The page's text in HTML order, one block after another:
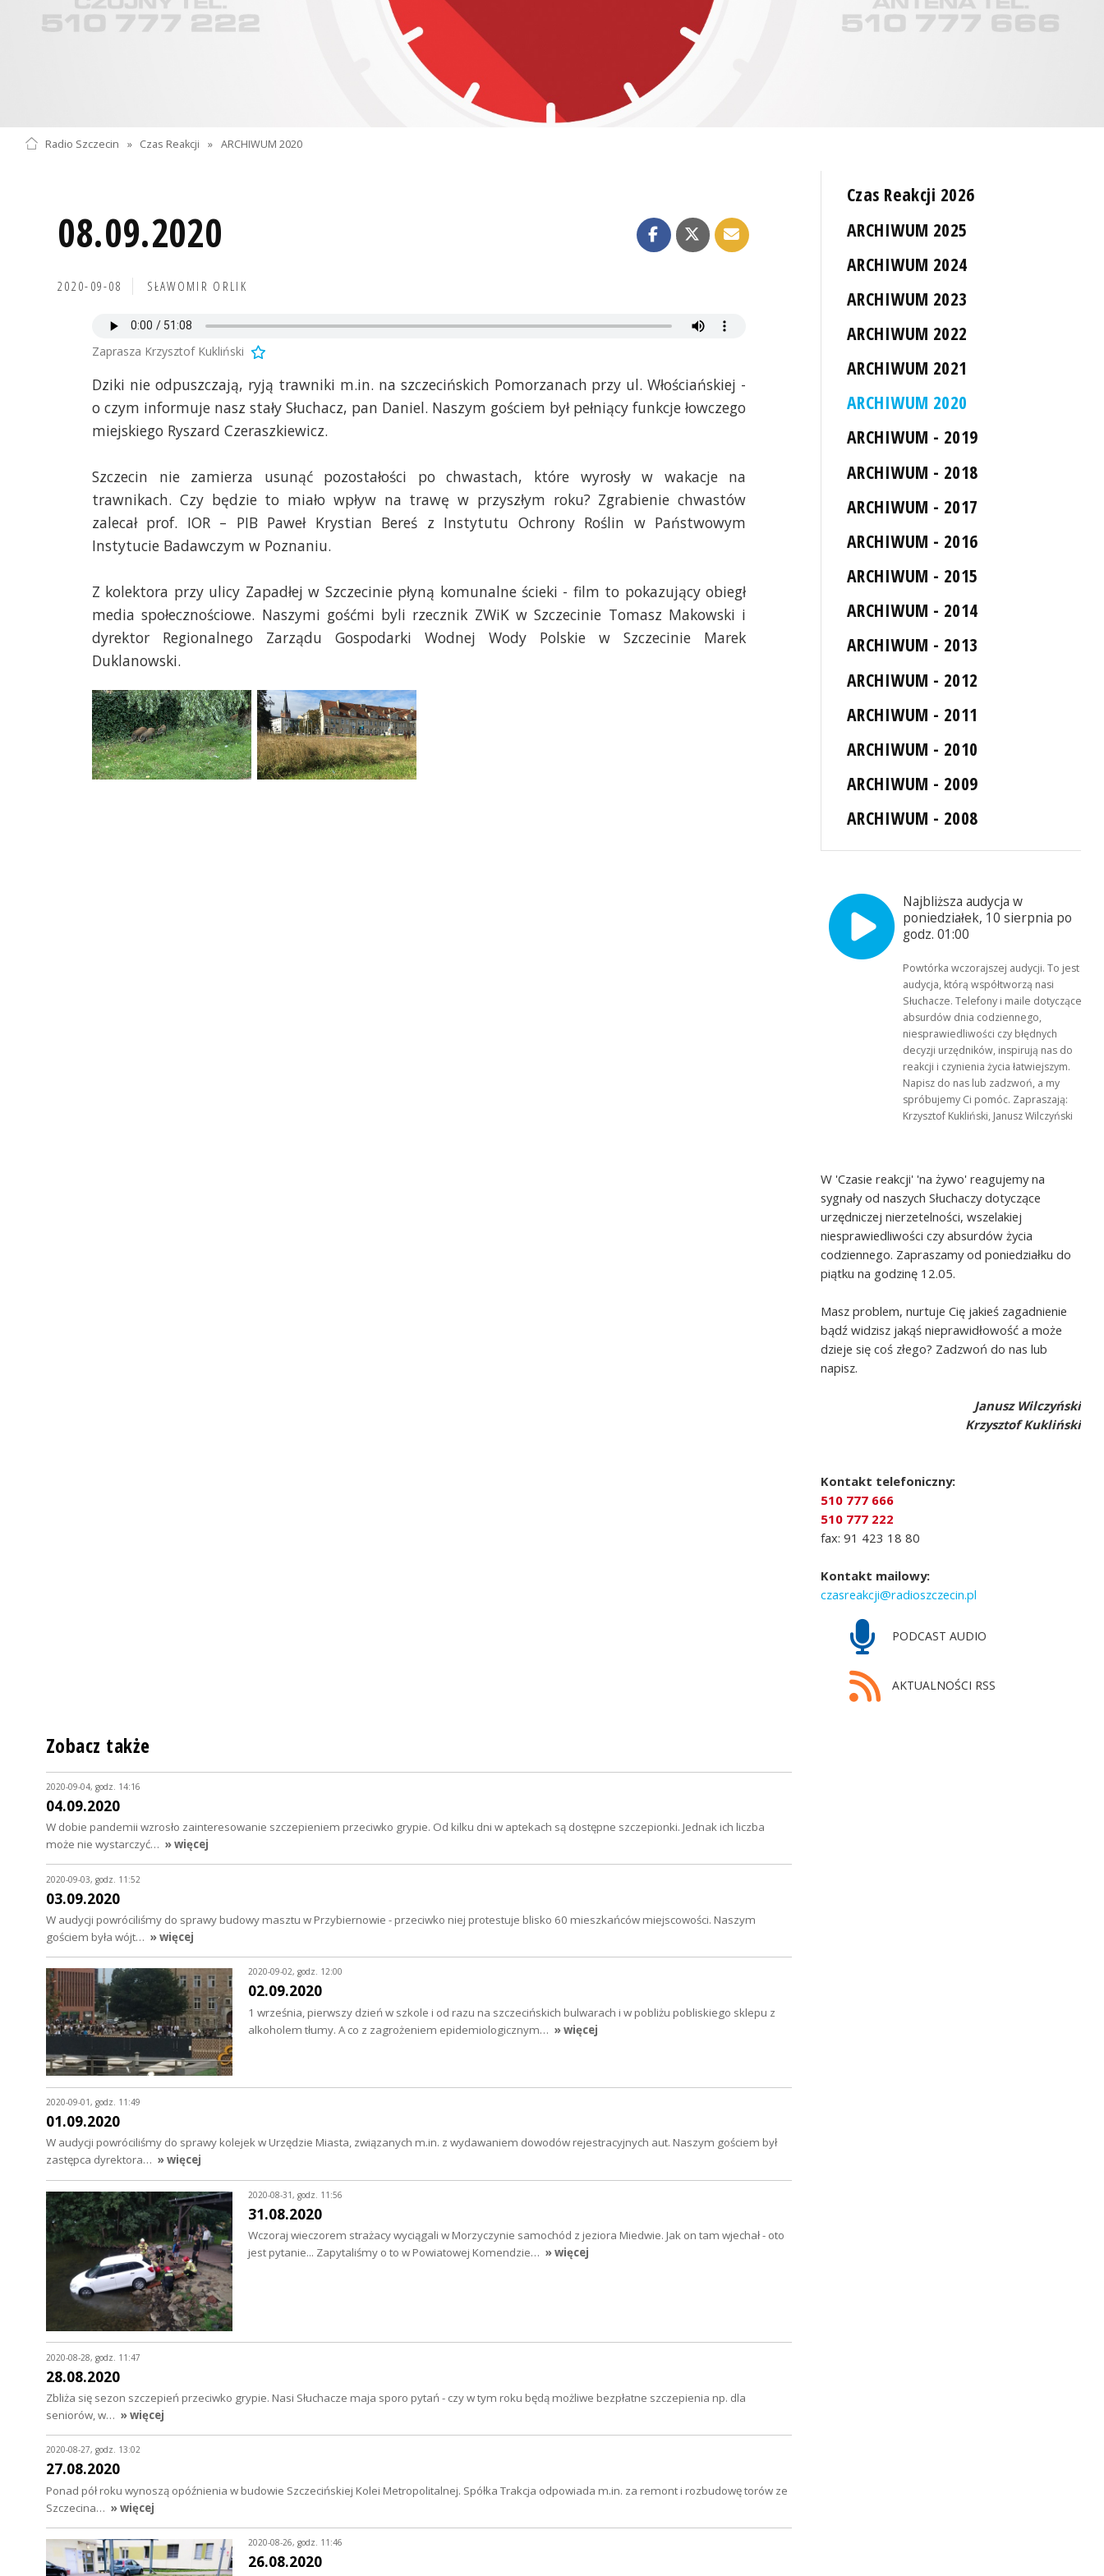
Radio Szczecin » Czas Reakcji » ARCHIWUM 2020
08.09.2020
2020-09-08 SŁAWOMIR ORLIK
Zaprasza Krzysztof Kukliński
Dziki nie odpuszczają, ryją trawniki m.in. na szczecińskich Pomorzanach przy ul. Włościańskiej -
o czym informuje nasz stały Słuchacz, pan Daniel. Naszym gościem był pełniący funkcje łowczego
miejskiego Ryszard Czeraszkiewicz.
Szczecin nie zamierza usunąć pozostałości po chwastach, które wyrosły w wakacje na
trawnikach. Czy będzie to miało wpływ na trawę w przyszłym roku? Zgrabienie chwastów
zalecał prof. IOR – PIB Paweł Krystian Bereś z Instytutu Ochrony Roślin w Państwowym
Instytucie Badawczym w Poznaniu.
Z kolektora przy ulicy Zapadłej w Szczecinie płyną komunalne ścieki - film to pokazujący obiegł
media społecznościowe. Naszymi gośćmi byli rzecznik ZWiK w Szczecinie Tomasz Makowski i
dyrektor Regionalnego Zarządu Gospodarki Wodnej Wody Polskie w Szczecinie Marek
Duklanowski.
Czas Reakcji 2026
ARCHIWUM 2025
ARCHIWUM 2024
ARCHIWUM 2023
ARCHIWUM 2022
ARCHIWUM 2021
ARCHIWUM 2020
ARCHIWUM - 2019
ARCHIWUM - 2018
ARCHIWUM - 2017
ARCHIWUM - 2016
ARCHIWUM - 2015
ARCHIWUM - 2014
ARCHIWUM - 2013
ARCHIWUM - 2012
ARCHIWUM - 2011
ARCHIWUM - 2010
ARCHIWUM - 2009
ARCHIWUM - 2008
Najbliższa audycja w
poniedziałek, 10 sierpnia po
godz. 01:00
Powtórka wczorajszej audycji. To jest
audycja, którą współtworzą nasi
Słuchacze. Telefony i maile dotyczące
absurdów dnia codziennego,
niesprawiedliwości czy błędnych
decyzji urzędników, inspirują nas do
reakcji i czynienia życia łatwiejszym.
Napisz do nas lub zadzwoń, a my
spróbujemy Ci pomóc. Zapraszają:
Krzysztof Kukliński, Janusz Wilczyński
W 'Czasie reakcji' 'na żywo' reagujemy na
sygnały od naszych Słuchaczy dotyczące
urzędniczej nierzetelności, wszelakiej
niesprawiedliwości czy absurdów życia
codziennego. Zapraszamy od poniedziałku do
piątku na godzinę 12.05.
Masz problem, nurtuje Cię jakieś zagadnienie
bądź widzisz jakąś nieprawidłowość a może
dzieje się coś złego? Zadzwoń do nas lub
napisz.
Janusz Wilczyński
Krzysztof Kukliński
Kontakt telefoniczny:
510 777 666
510 777 222
fax: 91 423 18 80
Kontakt mailowy:
czasreakcji@radioszczecin.pl
PODCAST AUDIO
AKTUALNOŚCI RSS
Zobacz także
2020-09-04, godz. 14:16
04.09.2020
W dobie pandemii wzrosło zainteresowanie szczepieniem przeciwko grypie. Od kilku dni w aptekach są dostępne szczepionki. Jednak ich liczba
może nie wystarczyć… » więcej
2020-09-03, godz. 11:52
03.09.2020
W audycji powróciliśmy do sprawy budowy masztu w Przybiernowie - przeciwko niej protestuje blisko 60 mieszkańców miejscowości. Naszym
gościem była wójt… » więcej
2020-09-02, godz. 12:00
02.09.2020
1 września, pierwszy dzień w szkole i od razu na szczecińskich bulwarach i w pobliżu pobliskiego sklepu z
alkoholem tłumy. A co z zagrożeniem epidemiologicznym… » więcej
2020-09-01, godz. 11:49
01.09.2020
W audycji powróciliśmy do sprawy kolejek w Urzędzie Miasta, związanych m.in. z wydawaniem dowodów rejestracyjnych aut. Naszym gościem był
zastępca dyrektora… » więcej
2020-08-31, godz. 11:56
31.08.2020
Wczoraj wieczorem strażacy wyciągali w Morzyczynie samochód z jeziora Miedwie. Jak on tam wjechał - oto
jest pytanie... Zapytaliśmy o to w Powiatowej Komendzie… » więcej
2020-08-28, godz. 11:47
28.08.2020
Zbliża się sezon szczepień przeciwko grypie. Nasi Słuchacze maja sporo pytań - czy w tym roku będą możliwe bezpłatne szczepienia np. dla
seniorów, w… » więcej
2020-08-27, godz. 13:02
27.08.2020
Ponad pół roku wynoszą opóźnienia w budowie Szczecińskiej Kolei Metropolitalnej. Spółka Trakcja odpowiada m.in. za remont i rozbudowę torów ze
Szczecina… » więcej
2020-08-26, godz. 11:46
26.08.2020